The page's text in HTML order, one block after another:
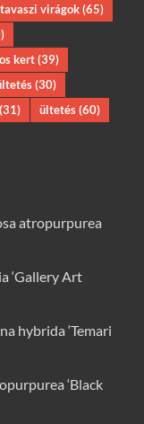
tavaszi virágok(65)
kert(39)
(30)
(31) ültetés(60)
atropurpurea
‘Gallery Art
hybrida ‘Temari
‘Black